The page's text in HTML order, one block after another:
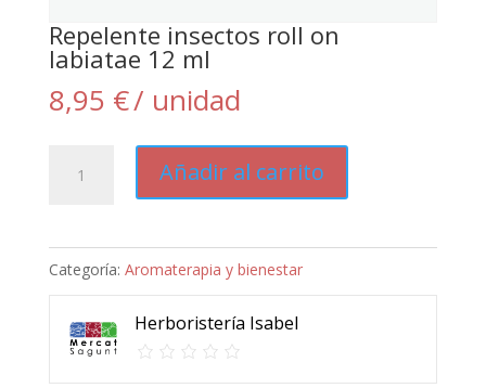
Repelente insectos roll on
labiatae 12 ml
8,95 €/ unidad
insectos
on
labiatae
cantidad
Añadir al carrito
Categoría: Aromaterapia y bienestar
Herboristería Isabel